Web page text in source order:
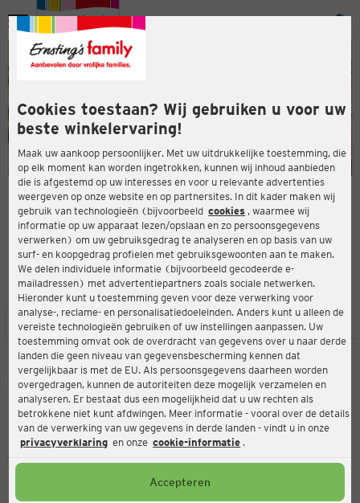
Cookies toestaan? Wij gebruiken u voor uw
beste winkelervaring!
Maak uw aankoop persoonlijker. Met uw uitdrukkelijke toestemming, die
op elk moment kan worden ingetrokken, kunnen wij inhoud aanbieden
die is afgestemd op uw interesses en voor u relevante advertenties
weergeven op onze website en op partnersites. In dit kader maken wij
gebruik van technologieën (bijvoorbeeld cookies , waarmee wij
informatie op uw apparaat lezen/opslaan en zo persoonsgegevens
verwerken) om uw gebruiksgedrag te analyseren en op basis van uw
surf- en koopgedrag profielen met gebruiksgewoonten aan te maken.
We delen individuele informatie (bijvoorbeeld gecodeerde e-
mailadressen) met advertentiepartners zoals sociale netwerken.
Hieronder kunt u toestemming geven voor deze verwerking voor
analyse-, reclame- en personalisatiedoeleinden. Anders kunt u alleen de
vereiste technologieën gebruiken of uw instellingen aanpassen. Uw
toestemming omvat ook de overdracht van gegevens over u naar derde
landen die geen niveau van gegevensbescherming kennen dat
vergelijkbaar is met de EU. Als persoonsgegevens daarheen worden
overgedragen, kunnen de autoriteiten deze mogelijk verzamelen en
analyseren. Er bestaat dus een mogelijkheid dat u uw rechten als
betrokkene niet kunt afdwingen. Meer informatie - vooral over de details
van de verwerking van uw gegevens in derde landen - vindt u in onze
privacyverklaring en onze cookie-informatie .
Accepteren
Menu
ERNSTING'S FAMILY-WINKEL
Ludwig-Binder-Straße 22
8200 Gleisdorf
4,9
Beoordeling:
LOCATIE SERVICES ASSORTIMENT ACTIES
Ernsting's family
Ludwig-Binder-Straße 22, 8200 Gleisdorf
Open
Openingstijden vandaag: